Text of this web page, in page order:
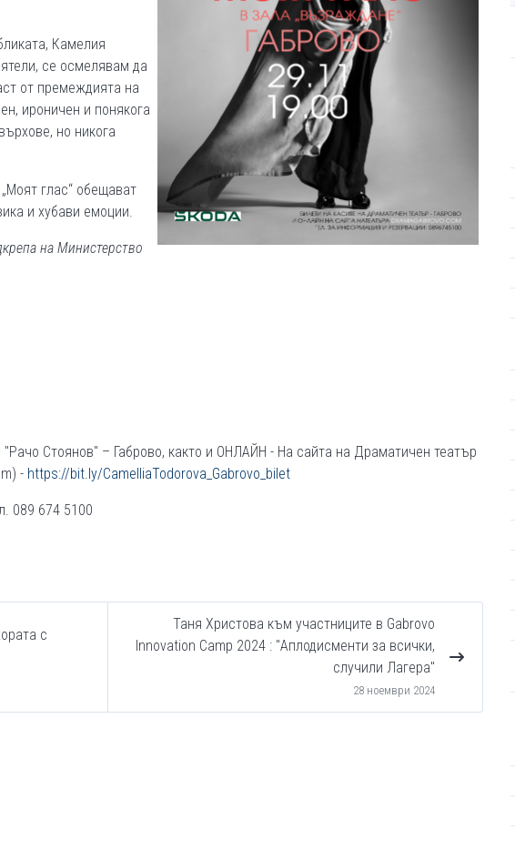
Камелия
се осмелявам да
от премеждията на
ироничен и понякога
но никога
глас“ обещават
и хубави емоции.
на Министерство
Стоянов" – Габрово, както и ОНЛАЙН - На сайта на Драматичен театър
- https://bit.ly/CamelliaTodorova_Gabrovo_bilet
089 674 5100
с
Таня Христова към участниците в Gabrovo
Innovation Camp 2024 : "Аплодисменти за всички,
случили Лагера"
28 ноември 2024